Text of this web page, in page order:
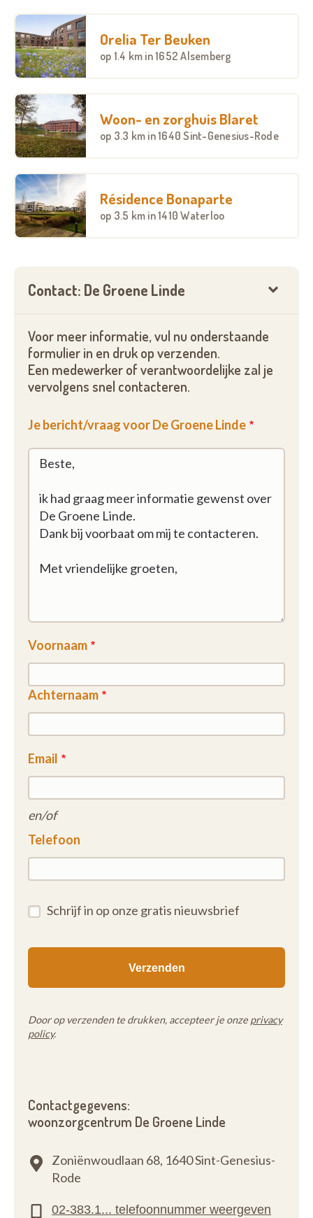
Orelia Ter Beuken
op 1.4 km in 1652 Alsemberg
Woon- en zorghuis Blaret
op 3.3 km in 1640 Sint-Genesius-Rode
Résidence Bonaparte
op 3.5 km in 1410 Waterloo
Contact: De Groene Linde
Voor meer informatie, vul nu onderstaande
formulier in en druk op verzenden.
Een medewerker of verantwoordelijke zal je
vervolgens snel contacteren.
Je bericht/vraag voor De Groene Linde
Voornaam
Achternaam
Email
en/of
Telefoon
Schrijf in op onze gratis nieuwsbrief
Door op verzenden te drukken, accepteer je onze privacy
policy.
Contactgegevens:
woonzorgcentrum De Groene Linde
Zoniënwoudlaan 68, 1640 Sint-Genesius-
Rode